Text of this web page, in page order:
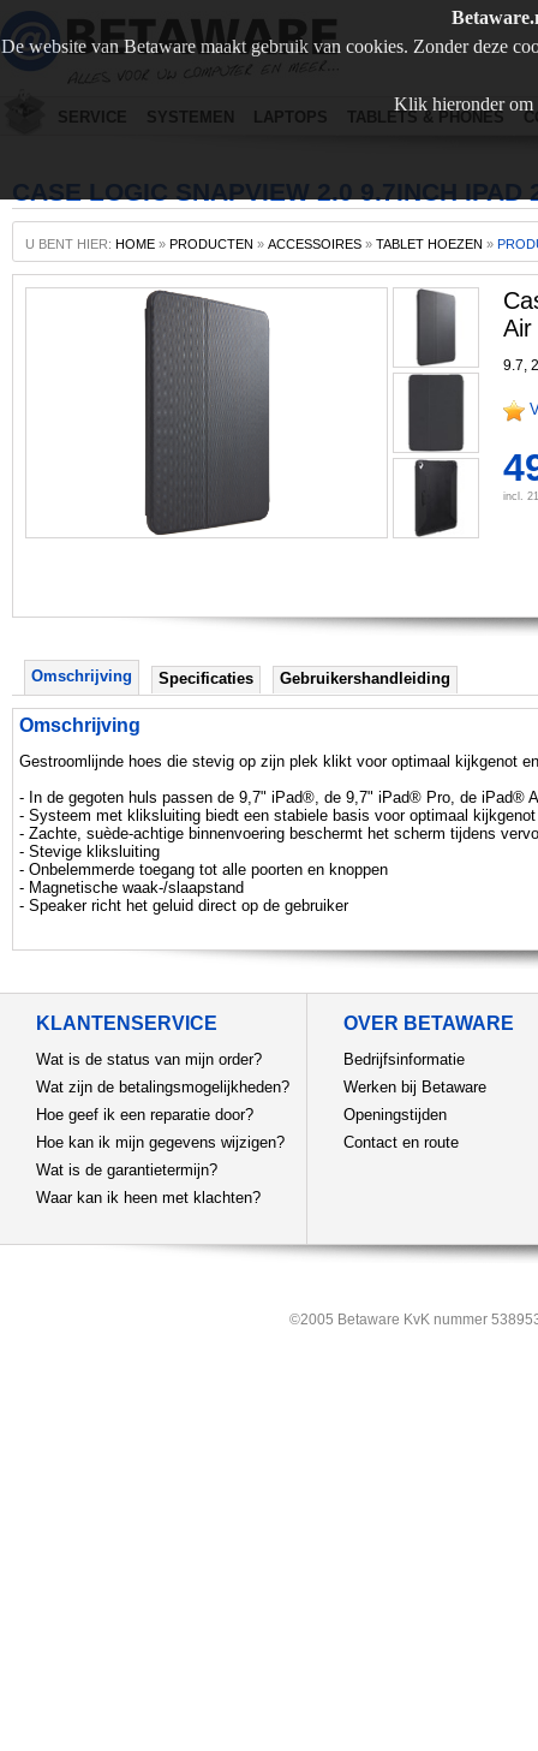
De website van Betaware maakt gebruik van cookies. Zonder deze
Klik hieronder om
SERVICE SYSTEMEN LAPTOPS TABLETS & PHONES
CASE LOGIC SNAPVIEW 2.0 9.7INCH
U BENT HIER: HOME » PRODUCTEN » ACCESSOIRES » TABLET HOEZEN »
Air
9.7,
incl.
Omschrijving Specificaties Gebruikershandleiding
Omschrijving
Gestroomlijnde hoes die stevig op zijn plek klikt voor optimaal kijkgenot
- In de gegoten huls passen de 9,7" iPad®, de 9,7" iPad® Pro, de iPad®
- Systeem met kliksluiting biedt een stabiele basis voor optimaal
- Zachte, suède-achtige binnenvoering beschermt het scherm tijdens
- Stevige kliksluiting
- Onbelemmerde toegang tot alle poorten en knoppen
- Magnetische waak-/slaapstand
- Speaker richt het geluid direct op de gebruiker
KLANTENSERVICE
Wat is de status van mijn order?
Wat zijn de betalingsmogelijkheden?
Hoe geef ik een reparatie door?
Hoe kan ik mijn gegevens wijzigen?
Wat is de garantietermijn?
Waar kan ik heen met klachten?
OVER BETAWARE
Bedrijfsinformatie
Werken bij Betaware
Openingstijden
Contact en route
©2005 Betaware KvK nummer